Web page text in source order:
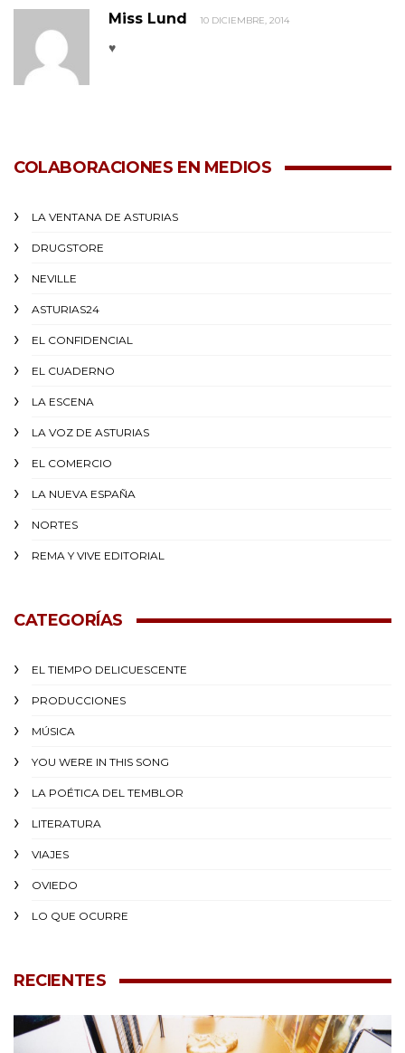
Miss Lund 10 DICIEMBRE, 2014
♥
COLABORACIONES EN MEDIOS
LA VENTANA DE ASTURIAS
DRUGSTORE
NEVILLE
ASTURIAS24
EL CONFIDENCIAL
EL CUADERNO
LA ESCENA
LA VOZ DE ASTURIAS
EL COMERCIO
LA NUEVA ESPAÑA
NORTES
REMA Y VIVE EDITORIAL
CATEGORÍAS
EL TIEMPO DELICUESCENTE
PRODUCCIONES
MÚSICA
YOU WERE IN THIS SONG
LA POÉTICA DEL TEMBLOR
LITERATURA
VIAJES
OVIEDO
LO QUE OCURRE
RECIENTES